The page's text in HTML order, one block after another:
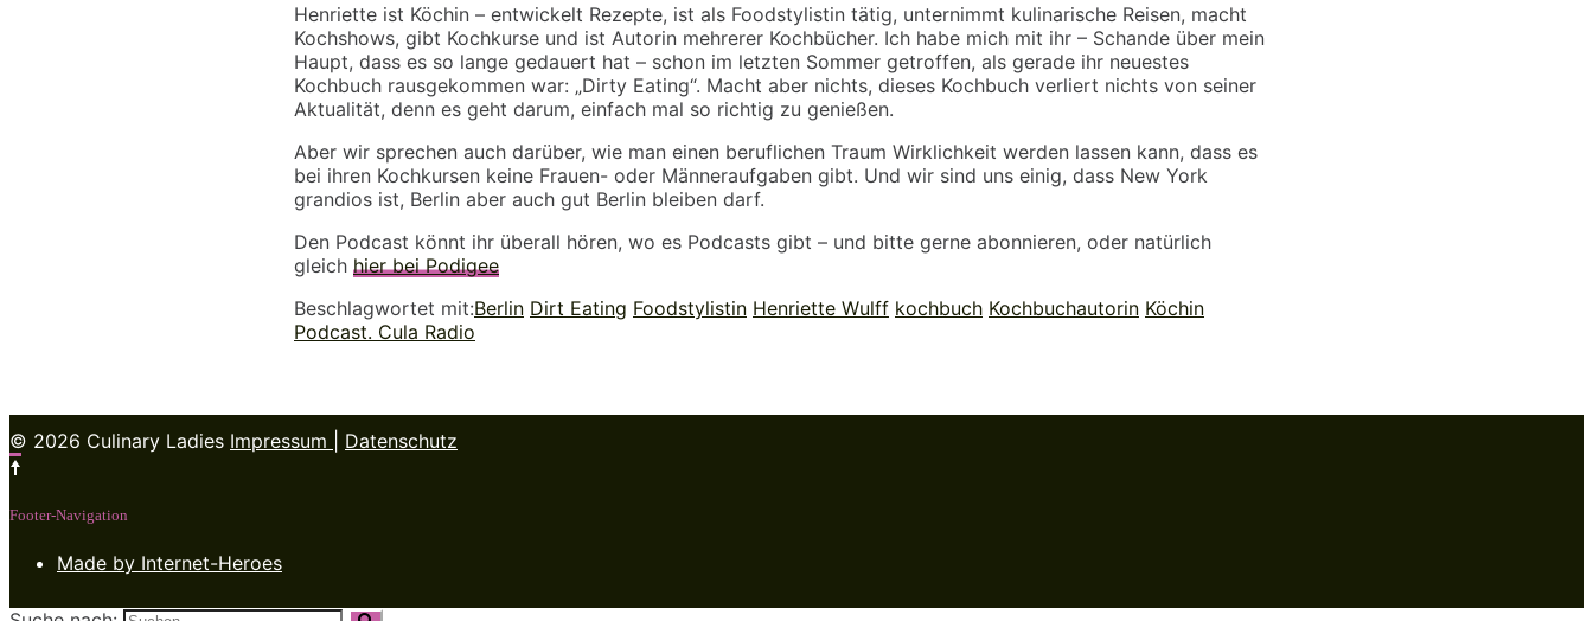
Henriette ist Köchin – entwickelt Rezepte, ist als Foodstylistin tätig, unternimmt kulinarische Reisen, macht
Kochshows, gibt Kochkurse und ist Autorin mehrerer Kochbücher. Ich habe mich mit ihr – Schande über mein
Haupt, dass es so lange gedauert hat – schon im letzten Sommer getroffen, als gerade ihr neuestes
Kochbuch rausgekommen war: „Dirty Eating“. Macht aber nichts, dieses Kochbuch verliert nichts von seiner
Aktualität, denn es geht darum, einfach mal so richtig zu genießen.
Aber wir sprechen auch darüber, wie man einen beruflichen Traum Wirklichkeit werden lassen kann, dass es
bei ihren Kochkursen keine Frauen- oder Männeraufgaben gibt. Und wir sind uns einig, dass New York
grandios ist, Berlin aber auch gut Berlin bleiben darf.
Den Podcast könnt ihr überall hören, wo es Podcasts gibt – und bitte gerne abonnieren, oder natürlich
gleich hier bei Podigee
Beschlagwortet mit:Berlin Dirt Eating Foodstylistin Henriette Wulff kochbuch Kochbuchautorin Köchin
Podcast. Cula Radio
© 2026 Culinary Ladies Impressum Datenschutz
Footer-Navigation
Made by Internet-Heroes